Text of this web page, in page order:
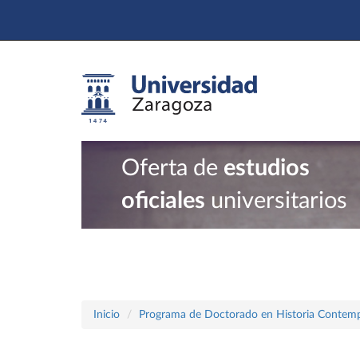
Oferta de estudios
oficiales universitarios
Inicio Programa de Doctorado en Historia